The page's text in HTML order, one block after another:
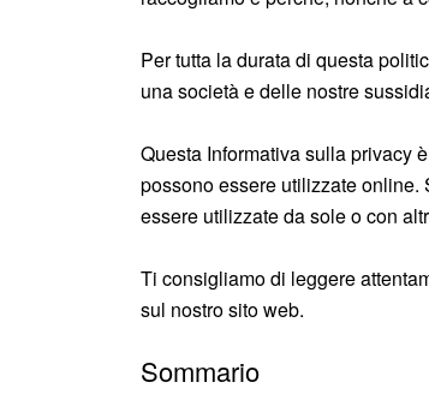
Per tutta la durata di questa
una società e delle nostre
Questa Informativa sulla privacy
possono essere utilizzate
essere utilizzate da sole o con
Ti consigliamo di leggere
sul nostro sito web.
Sommario